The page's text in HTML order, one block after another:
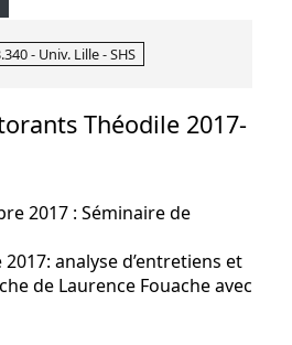
- Univ. Lille - SHS
Théodile 2017-
2017 : Séminaire de
analyse d’entretiens et
de Laurence Fouache avec